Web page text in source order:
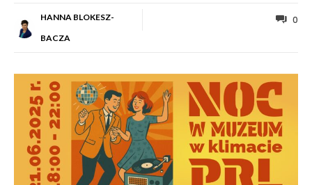
HANNA BLOKESZ-
BACZA
0